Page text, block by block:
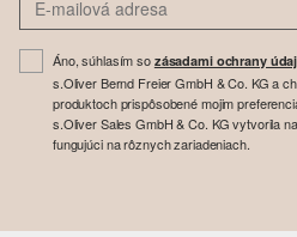
Áno, súhlasím so zásadami ochrany
s.Oliver Bernd Freier GmbH & Co. KG a
produktoch prispôsobené mojim
s.Oliver Sales GmbH & Co. KG vytvorila
fungujúci na rôznych zariadeniach.